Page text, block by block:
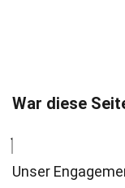
War diese
Unser